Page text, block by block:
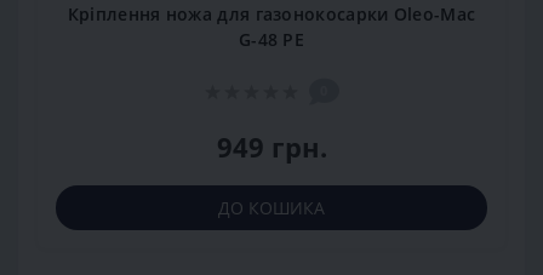
Кріплення ножа для газонокосарки Oleo-Mac
G-48 РЕ
949 грн.
ДО КОШИКА